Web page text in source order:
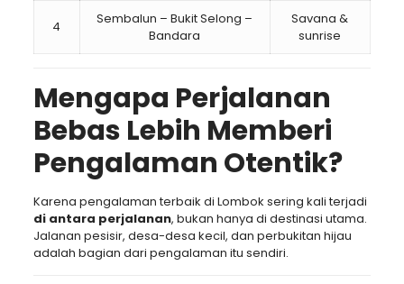
4
Sembalun – Bukit Selong –
Bandara
Savana &
sunrise
Mengapa Perjalanan
Bebas Lebih Memberi
Pengalaman Otentik?
Karena pengalaman terbaik di Lombok sering kali terjadi
di antara perjalanan, bukan hanya di destinasi utama.
Jalanan pesisir, desa-desa kecil, dan perbukitan hijau
adalah bagian dari pengalaman itu sendiri.